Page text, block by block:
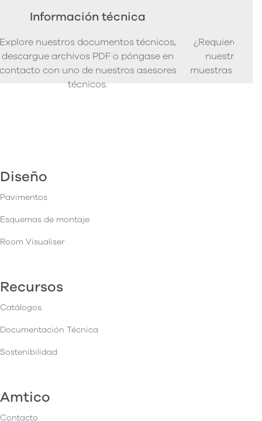
Información técnica
Explore nuestros documentos técnicos,
descargue archivos PDF o póngase en
con uno de nuestros asesores
técnicos.
¿Requiere
nuestra
muestras de
Diseño
Pavimentos
Esquemas de montaje
Room Visualiser
Recursos
Catálogos
Documentación Técnica
Sostenibilidad
Amtico
Contacto